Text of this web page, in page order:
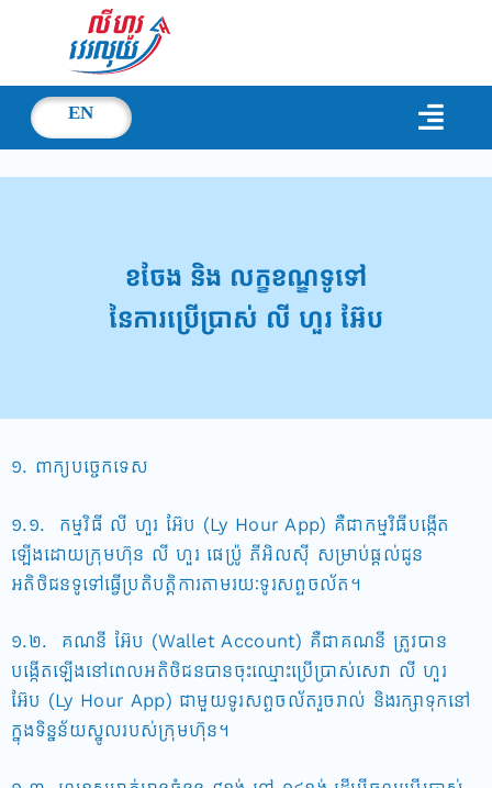
EN
ខចែង និង លក្ខខណ្ឌទូទៅ
នៃការប្រើប្រាស់ លី ហួរ អ៊ែប
១. ពាក្យបច្ចេកទេស
១.១. កម្មវិធី លី ហួរ អ៊ែប (Ly Hour App) គឺជាកម្មវិធីបង្កើត
ឡើងដោយក្រុមហ៊ុន លី ហួរ ផេប្រ៉ូ ភីអិលស៊ី សម្រាប់ផ្តល់ជូន
អតិថិជនទូទៅធ្វើប្រតិបត្តិការតាមរយៈទូរសព្ទចល័ត។
១.២. គណនី អ៊ែប (Wallet Account) គឺជាគណនី ត្រូវបាន
បង្កើតឡើងនៅពេលអតិថិជនបានចុះឈ្មោះប្រើប្រាស់សេវា លី ហួរ
អ៊ែប (Ly Hour App) ជាមួយទូរសព្ទចល័តរួចរាល់ និងរក្សាទុកនៅ
ក្នុងទិន្នន័យស្នូលរបស់ក្រុមហ៊ុន។